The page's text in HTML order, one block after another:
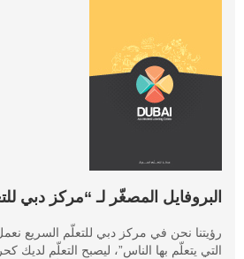
البروفايل المصغّر لـ “مركز دبي
رؤيتنا نحن في مركز دبي للتعلّم السريع
التي يتعلّم بها الناس”، ليصبح التعلّم لديك